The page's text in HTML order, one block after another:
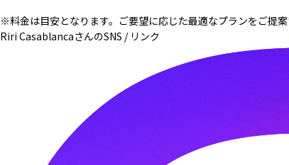
※料金は目安となります。ご要望に応じた最適なプランをご提
Riri CasablancaさんのSNS / リンク